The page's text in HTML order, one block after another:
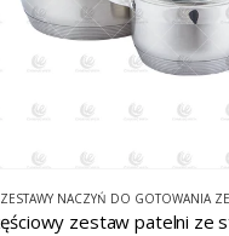
ZESTAWY NACZYŃ DO GOTOWANIA